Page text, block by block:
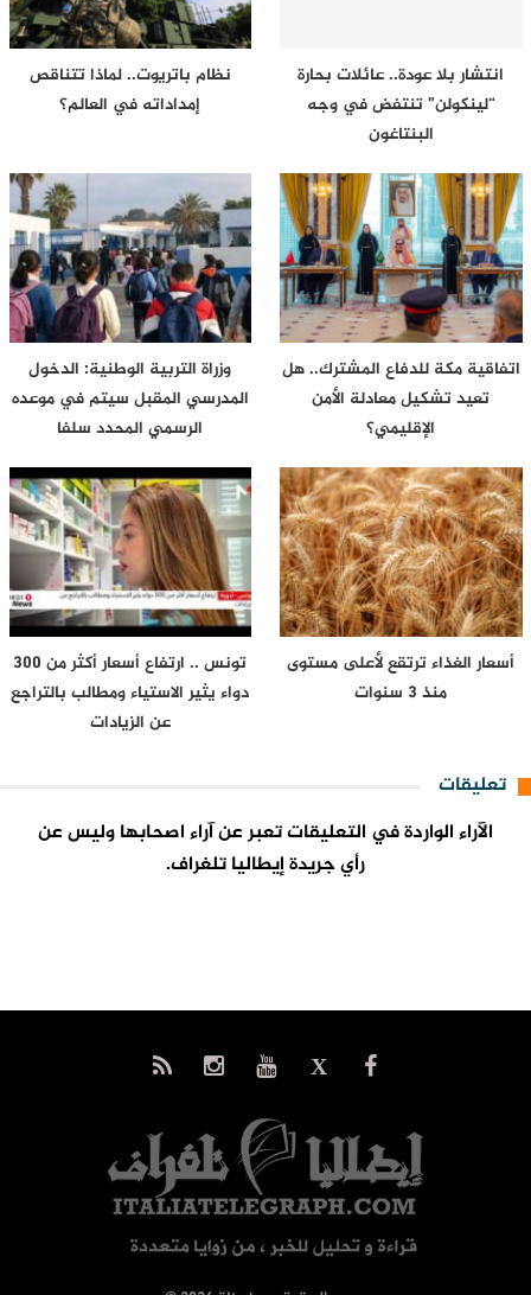
انتشار بلا عودة.. عائلات بحارة
“لينكولن” تنتفض في وجه
البنتاغون
نظام باتريوت.. لماذا تتناقص
إمداداته في العالم؟
اتفاقية مكة للدفاع المشترك.. هل
تعيد تشكيل معادلة الأمن
الإقليمي؟
وزراة التربية الوطنية: الدخول
المدرسي المقبل سیتم في موعده
الرسمي المحدد سلفا
أسعار الغذاء ترتقع لأعلى مستوى
منذ 3 سنوات
تونس .. ارتفاع أسعار أكثر من 300
دواء يثير الاستياء ومطالب بالتراجع
عن الزيادات
تعليقات
الآراء الواردة في التعليقات تعبر عن آراء اصحابها وليس عن
رأي جريدة إيطاليا تلغراف.